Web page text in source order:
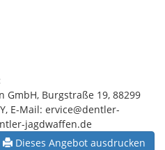
GmbH, Burgstraße 19, 88299
E-Mail: ervice@dentler-
jagdwaffen.de
Dieses Angebot ausdrucken